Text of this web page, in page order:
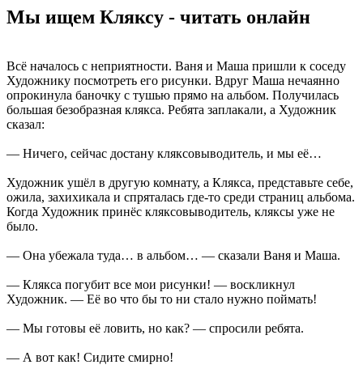
Мы ищем Кляксу - читать онлайн
Всё началось с неприятности. Ваня и Маша пришли к соседу
Художнику посмотреть его рисунки. Вдруг Маша нечаянно
опрокинула баночку с тушью прямо на альбом. Получилась
большая безобразная клякса. Ребята заплакали, а Художник
сказал:
— Ничего, сейчас достану кляксовыводитель, и мы её…
Художник ушёл в другую комнату, а Клякса, представьте себе,
ожила, захихикала и спряталась где-то среди страниц альбома.
Когда Художник принёс кляксовыводитель, кляксы уже не
было.
— Она убежала туда… в альбом… — сказали Ваня и Маша.
— Клякса погубит все мои рисунки! — воскликнул
Художник. — Её во что бы то ни стало нужно поймать!
— Мы готовы её ловить, но как? — спросили ребята.
— А вот как! Сидите смирно!